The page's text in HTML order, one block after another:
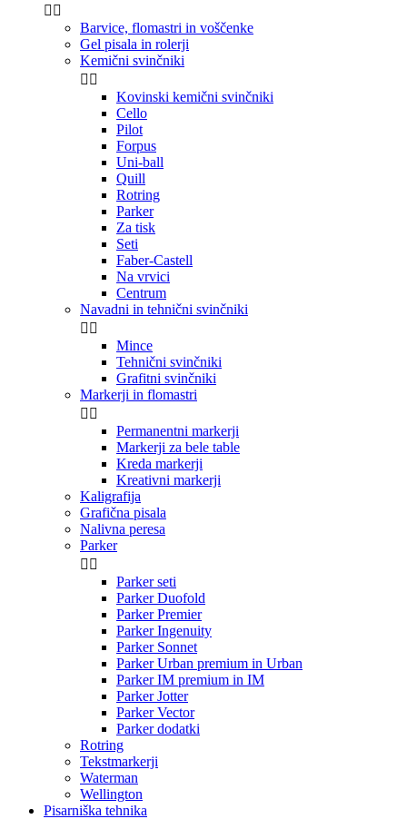
 
Barvice, flomastri in voščenke
Gel pisala in rolerji
Kemični svinčniki
 
Kovinski kemični svinčniki
Cello
Pilot
Forpus
Uni-ball
Quill
Rotring
Parker
Za tisk
Seti
Faber-Castell
Na vrvici
Centrum
Navadni in tehnični svinčniki
 
Mince
Tehnični svinčniki
Grafitni svinčniki
Markerji in flomastri
 
Permanentni markerji
Markerji za bele table
Kreda markerji
Kreativni markerji
Kaligrafija
Grafična pisala
Nalivna peresa
Parker
 
Parker seti
Parker Duofold
Parker Premier
Parker Ingenuity
Parker Sonnet
Parker Urban premium in Urban
Parker IM premium in IM
Parker Jotter
Parker Vector
Parker dodatki
Rotring
Tekstmarkerji
Waterman
Wellington
Pisarniška tehnika